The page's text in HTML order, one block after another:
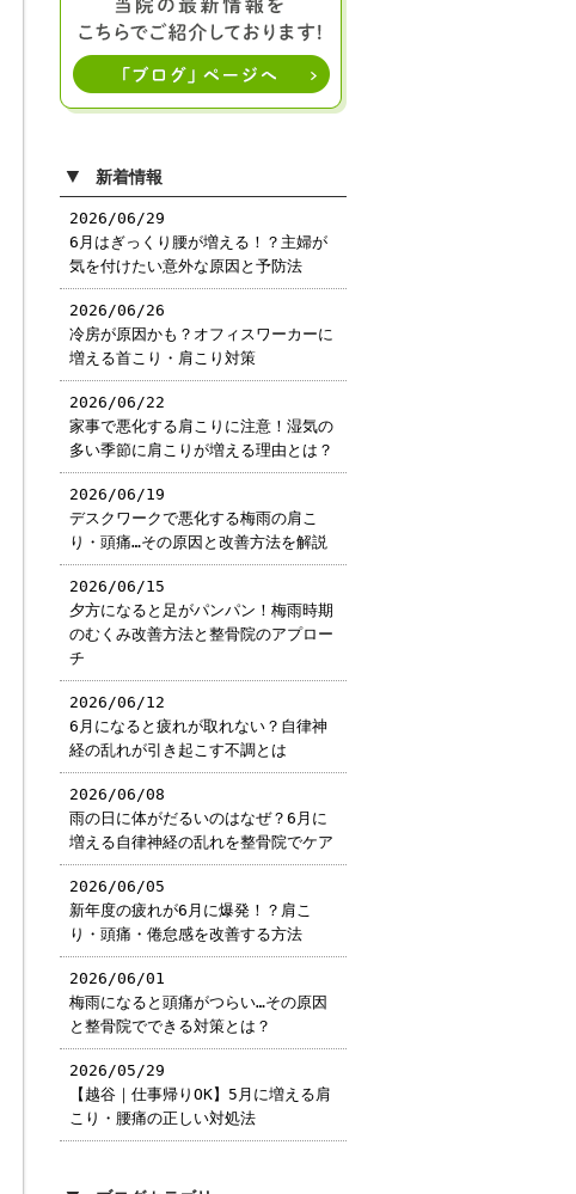
▼ 新着情報
2026/06/29
6月はぎっくり腰が増える！？主婦が
気を付けたい意外な原因と予防法
2026/06/26
冷房が原因かも？オフィスワーカーに
増える首こり・肩こり対策
2026/06/22
家事で悪化する肩こりに注意！湿気の
多い季節に肩こりが増える理由とは？
2026/06/19
デスクワークで悪化する梅雨の肩こ
り・頭痛…その原因と改善方法を解説
2026/06/15
夕方になると足がパンパン！梅雨時期
のむくみ改善方法と整骨院のアプロー
チ
2026/06/12
6月になると疲れが取れない？自律神
経の乱れが引き起こす不調とは
2026/06/08
雨の日に体がだるいのはなぜ？6月に
増える自律神経の乱れを整骨院でケア
2026/06/05
新年度の疲れが6月に爆発！？肩こ
り・頭痛・倦怠感を改善する方法
2026/06/01
梅雨になると頭痛がつらい…その原因
と整骨院でできる対策とは？
2026/05/29
【越谷｜仕事帰りOK】5月に増える肩
こり・腰痛の正しい対処法